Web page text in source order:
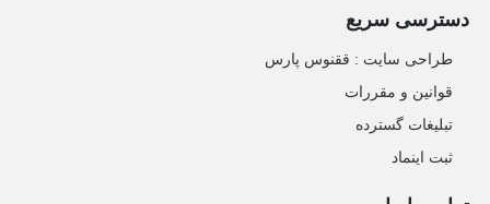
دسترسی سریع
طراحی سایت :‌ ققنوس پارس
قوانین و مقررات
تبلیغات گسترده
ثبت اینماد